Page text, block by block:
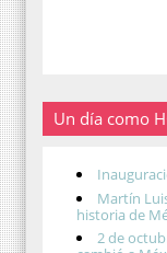
Un día como
Martín
historia de
2 de